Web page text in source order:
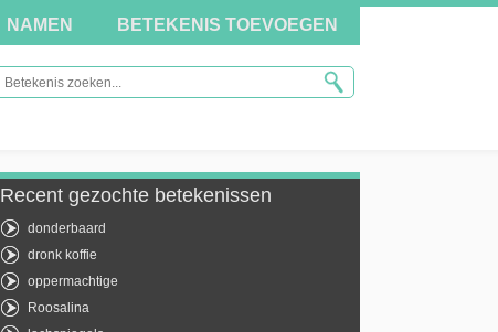
NAMEN BETEKENIS TOEVOEGEN
Recent gezochte betekenissen
donderbaard
dronk koffie
oppermachtige
Roosalina